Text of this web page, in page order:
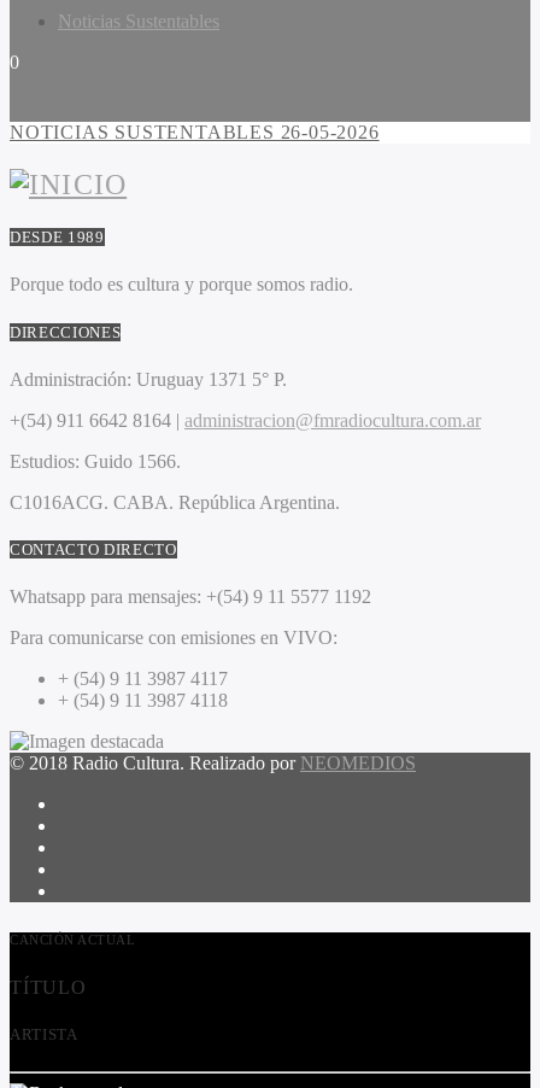
Noticias Sustentables
0
NOTICIAS SUSTENTABLES 26-05-2026
DESDE 1989
Porque todo es cultura y porque somos radio.
DIRECCIONES
Administración: Uruguay 1371 5° P.
+(54) 911 6642 8164 | administracion@fmradiocultura.com.ar
Estudios: Guido 1566.
C1016ACG. CABA. República Argentina.
CONTACTO DIRECTO
Whatsapp para mensajes: +(54) 9 11 5577 1192
Para comunicarse con emisiones en VIVO:
+ (54) 9 11 3987 4117
+ (54) 9 11 3987 4118
© 2018 Radio Cultura. Realizado por NEOMEDIOS
CANCIÓN ACTUAL
TÍTULO
ARTISTA